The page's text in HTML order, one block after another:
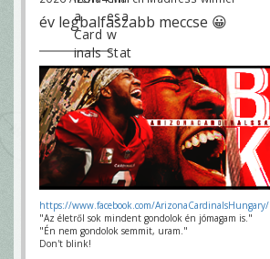
év legbalfaszabb meccse 😀
https://www.facebook.com/ArizonaCardinalsHungary/
"Az életről sok mindent gondolok én jómagam is."
"Én nem gondolok semmit, uram."
Don't blink!